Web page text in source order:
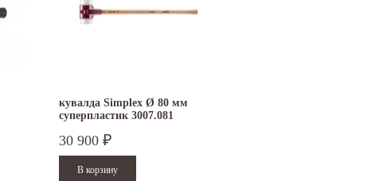
кувалда Simplex Ø 80 мм
суперпластик 3007.081
30 900 ₽